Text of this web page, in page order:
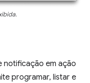
notificação em ação
programar, listar e